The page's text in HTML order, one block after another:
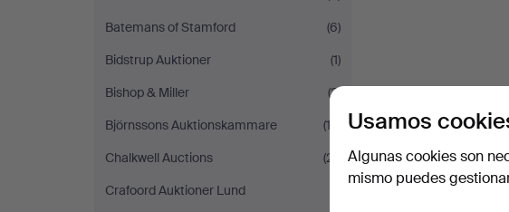
Batemans of Stamford
(6)
Bidstrup Auktioner
(1)
Bishop & Miller
(3)
Björnssons Auktionskammare
(13)
Chalkwell Auctions
(21)
Crafoord Auktioner Lund
Usamos
Algunas cookies son
mismo puedes